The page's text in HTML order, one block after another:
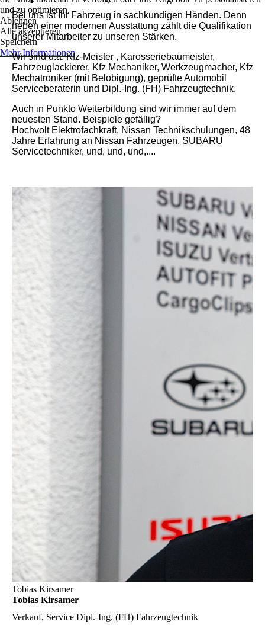
Bei uns ist Ihr Fahrzeug in sachkundigen Händen. Denn
neben einer modernen Ausstattung zählt die Qualifikation
unserer Mitarbeiter zu unseren Stärken.
Wir sind u.a. Kfz-Meister , Karosseriebaumeister,
Fahrzeuglackierer, Kfz Mechaniker, Werkzeugmacher, Kfz
Mechatroniker (mit Belobigung), geprüfte Automobil
Serviceberaterin und Dipl.-Ing. (FH) Fahrzeugtechnik.
Auch in Punkto Weiterbildung sind wir immer auf dem
neuesten Stand. Beispiele gefällig?
Hochvolt Elektrofachkraft, Nissan Technikschulungen, 48
Jahre Erfahrung an Nissan Fahrzeugen, SUBARU
Servicetechniker, und, und, und,....
Tobias Kirsamer
Tobias Kirsamer
Verkauf, Service Dipl.-Ing. (FH) Fahrzeugtechnik
und zu optimieren.
Ablehnen
Alle akzeptieren
Speichern
Mehr Informationen